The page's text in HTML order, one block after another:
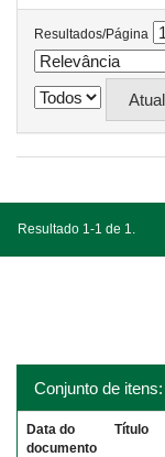
Resultados/Página
Resultado 1-1 de 1.
Conjunto de itens:
Data do
documento
Título